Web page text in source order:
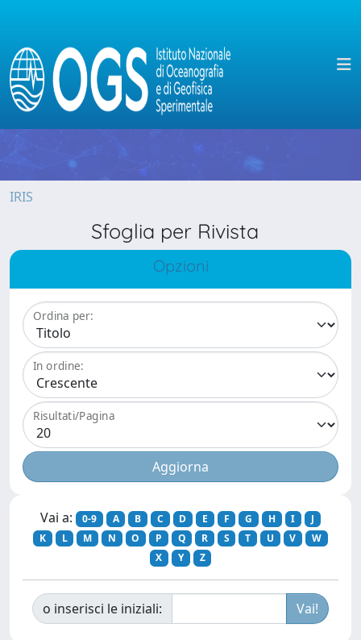
IRIS
Sfoglia per Rivista
Opzioni
Ordina per:
In ordine:
Risultati/Pagina
Vai a: 0-9 A B C D E F G H I
J
K
L M N O P Q R S T U V
W
X
Y Z
o inserisci le iniziali: